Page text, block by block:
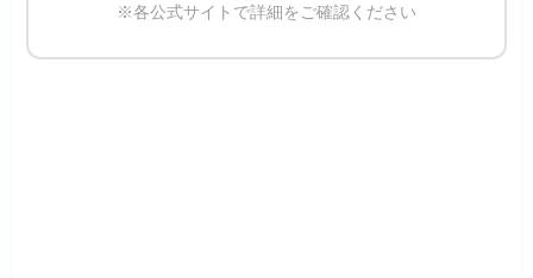
※各公式サイトで詳細をご確認ください